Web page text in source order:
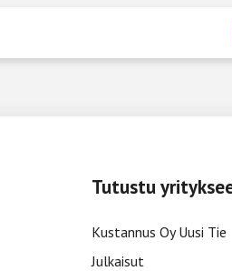
Tutustu
Kustannus Oy Uusi Tie
Julkaisut